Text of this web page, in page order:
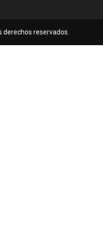
derechos reservados.